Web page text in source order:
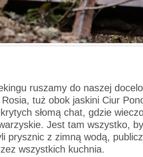
ruszamy do naszej
tuż obok jaskini Ciur
słomą chat, gdzie
Jest tam wszystko,
prysznic z zimną wodą,
wszystkich kuchnia.